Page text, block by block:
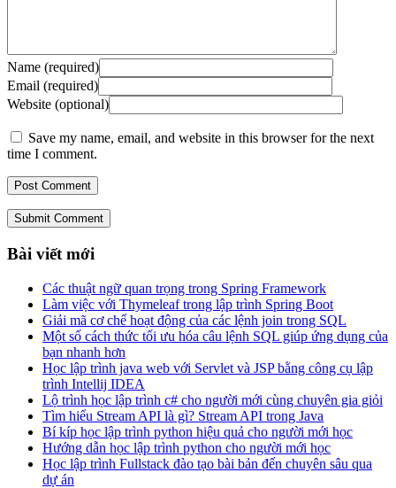
Name (required)
Email (required)
Website (optional)
Save my name, email, and website in this browser for the next
time I comment.
Submit Comment
Bài viết mới
Các thuật ngữ quan trọng trong Spring Framework
Làm việc với Thymeleaf trong lập trình Spring Boot
Giải mã cơ chế hoạt động của các lệnh join trong SQL
Một số cách thức tối ưu hóa câu lệnh SQL giúp ứng dụng của
bạn nhanh hơn
Học lập trình java web với Servlet và JSP bằng công cụ lập
trình Intellij IDEA
Lộ trình học lập trình c# cho người mới cùng chuyên gia giỏi
Tìm hiểu Stream API là gì? Stream API trong Java
Bí kíp học lập trình python hiệu quả cho người mới học
Hướng dẫn học lập trình python cho người mới học
Học lập trình Fullstack đào tạo bài bản đến chuyên sâu qua
dự án